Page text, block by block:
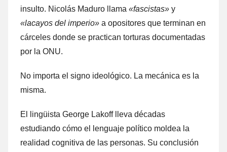
insulto. Nicolás Maduro llama «fascistas» y
«lacayos del imperio» a opositores que terminan en
cárceles donde se practican torturas documentadas
por la ONU.
No importa el signo ideológico. La mecánica es la
misma.
El lingüista George Lakoff lleva décadas
estudiando cómo el lenguaje político moldea la
realidad cognitiva de las personas. Su conclusión